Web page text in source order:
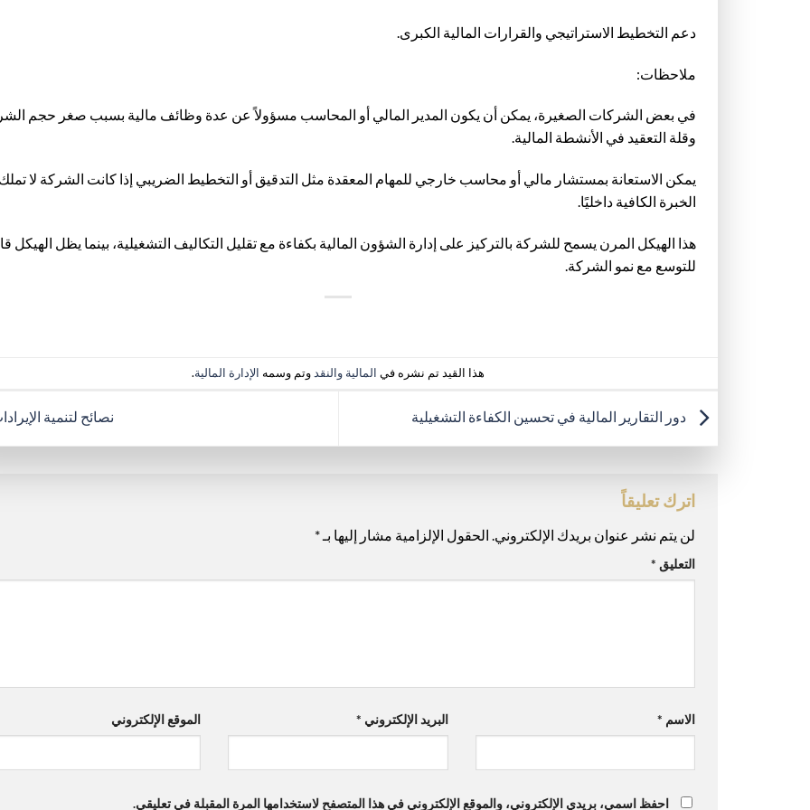
دعم التخطيط الاستراتيجي والقرارات المالية الكبرى.
ملاحظات:
في بعض الشركات الصغيرة، يمكن أن يكون المدير المالي أو المحاسب مسؤولاً عن عدة وظائف مالية بسبب صغر حجم
وقلة التعقيد في الأنشطة المالية.
يمكن الاستعانة بمستشار مالي أو محاسب خارجي للمهام المعقدة مثل التدقيق أو التخطيط الضريبي إذا كانت الشركة لا
الخبرة الكافية داخليًا.
هذا الهيكل المرن يسمح للشركة بالتركيز على إدارة الشؤون المالية بكفاءة مع تقليل التكاليف التشغيلية، بينما يظل الهيكل
للتوسع مع نمو الشركة.
هذا القيد تم نشره في المالية والنقد وتم وسمه الإدارة المالية.
دور التقارير المالية في تحسين الكفاءة التشغيلية نصائح لتنمية
اترك تعليقاً
لن يتم نشر عنوان بريدك الإلكتروني. الحقول الإلزامية مشار إليها بـ *
التعليق *
الاسم * البريد الإلكتروني * الموقع الإلكتروني
احفظ اسمي، بريدي الإلكتروني، والموقع الإلكتروني في هذا المتصفح لاستخدامها المرة المقبلة في تعليقي.